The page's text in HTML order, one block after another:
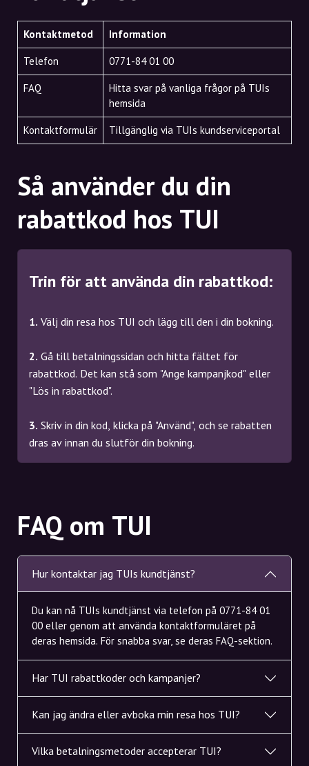
Kontaktmetod Information
Telefon 0771-84 01 00
FAQ
Hitta svar på vanliga frågor på TUIs
hemsida
Kontaktformulär Tillgänglig via TUIs kundserviceportal
Så använder du din
rabattkod hos TUI
Trin för att använda din rabattkod:
1. Välj din resa hos TUI och lägg till den i din bokning.
2. Gå till betalningssidan och hitta fältet för
rabattkod. Det kan stå som "Ange kampanjkod" eller
"Lös in rabattkod".
3. Skriv in din kod, klicka på "Använd", och se rabatten
dras av innan du slutför din bokning.
FAQ om TUI
Hur kontaktar jag TUIs kundtjänst?
Du kan nå TUIs kundtjänst via telefon på 0771-84 01
00 eller genom att använda kontaktformuläret på
deras hemsida. För snabba svar, se deras FAQ-sektion.
Har TUI rabattkoder och kampanjer?
Kan jag ändra eller avboka min resa hos TUI?
Vilka betalningsmetoder accepterar TUI?